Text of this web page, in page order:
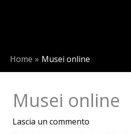
Home Musei online
Musei online
Lascia un commento